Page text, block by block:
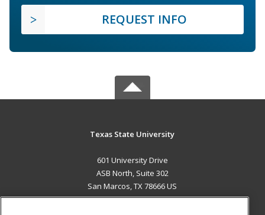
REQUEST INFO
Texas State University
601 University Drive
ASB North, Suite 302
San Marcos, TX 78666 US